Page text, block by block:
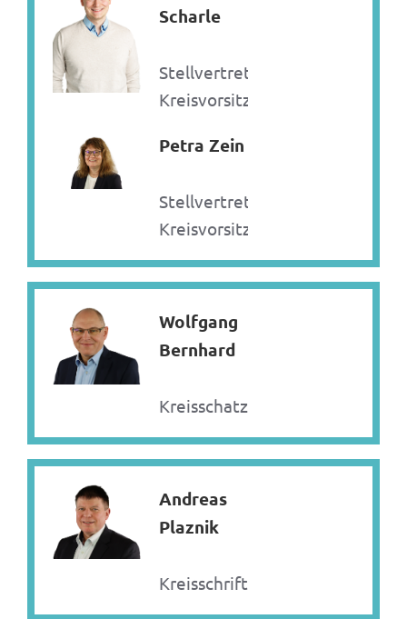
Scharle
Stellvertretender
Kreisvorsitzender
Petra Zein
Stellvertretende
Kreisvorsitzende
Wolfgang
Bernhard
Kreisschatzmeister
Andreas
Plaznik
Kreisschriftführer